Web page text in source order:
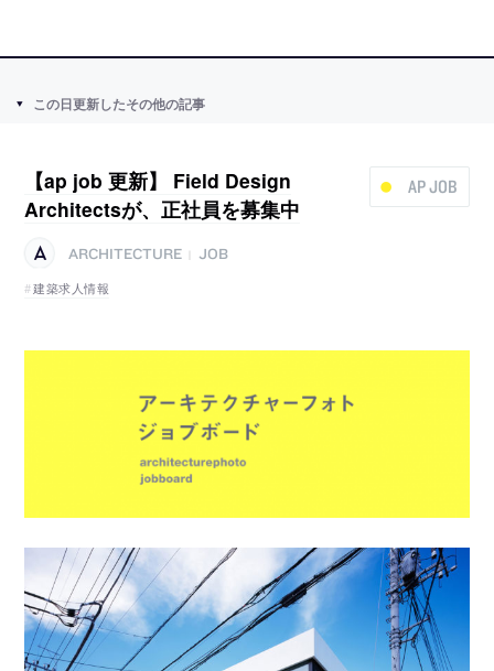
この日更新したその他の記事
AP JOB
【ap job 更新】 Field Design
Architectsが、正社員を募集中
ARCHITECTURE
JOB
建築求人情報